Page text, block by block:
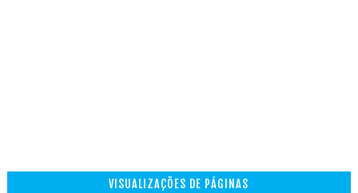
VISUALIZAÇÕES DE PÁGINAS